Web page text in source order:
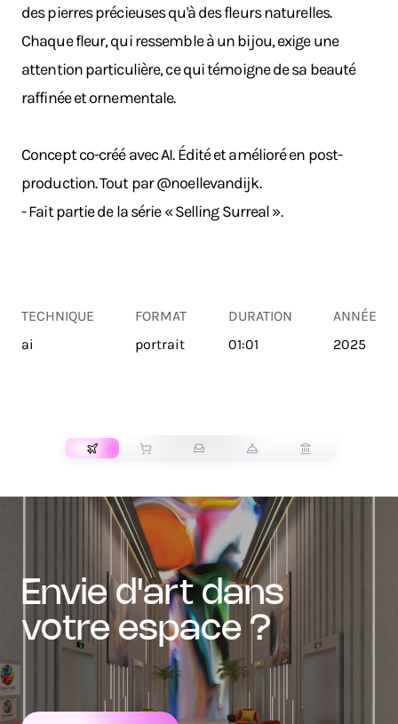
des pierres précieuses qu'à des fleurs naturelles.
Chaque fleur, qui ressemble à un bijou, exige une
attention particulière, ce qui témoigne de sa beauté
raffinée et ornementale.
Concept co-créé avec AI. Édité et amélioré en post-
production. Tout par @noellevandijk.
- Fait partie de la série « Selling Surreal ».
TECHNIQUE
ai
FORMAT
portrait
DURATION
01:01
ANNÉE
2025
envie d'art dans
votre espace ?